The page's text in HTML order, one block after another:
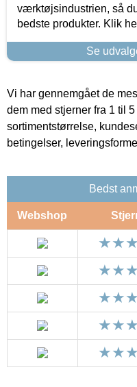
værktøjsindustrien, så
bedste produkter. Klik
Se
Vi har gennemgået de
dem med stjerner fra 1 til
sortimentstørrelse,
betingelser,
Bedst
Webshop